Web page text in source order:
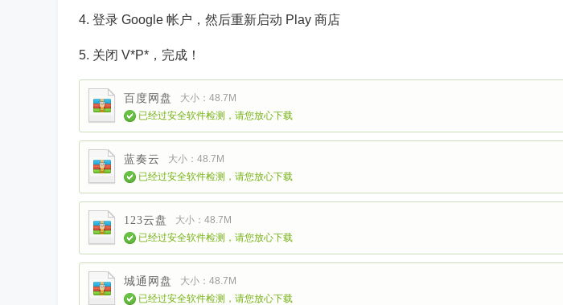
4. 登录 Google 帐户，然后重新启动 Play 商店
5. 关闭 V*P*，完成！
百度网盘
大小：48.7M
已经过安全软件检测，请您放心下载
蓝奏云
大小：48.7M
已经过安全软件检测，请您放心下载
123云盘
大小：48.7M
已经过安全软件检测，请您放心下载
城通网盘
大小：48.7M
已经过安全软件检测，请您放心下载